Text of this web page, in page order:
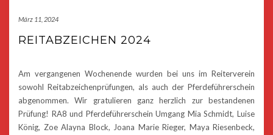
März 11, 2024
REITABZEICHEN 2024
Am vergangenen Wochenende wurden bei uns im Reiterverein
sowohl Reitabzeichenprüfungen, als auch der Pferdeführerschein
abgenommen. Wir gratulieren ganz herzlich zur bestandenen
Prüfung! RA8 und Pferdeführerschein Umgang Mia Schmidt, Luise
König, Zoe Alayna Block, Joana Marie Rieger, Maya Riesenbeck,